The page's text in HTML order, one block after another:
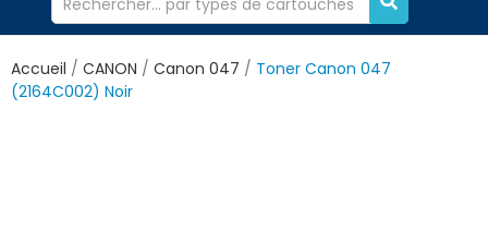
Accueil CANON Canon 047
Toner Canon 047
(2164C002) Noir